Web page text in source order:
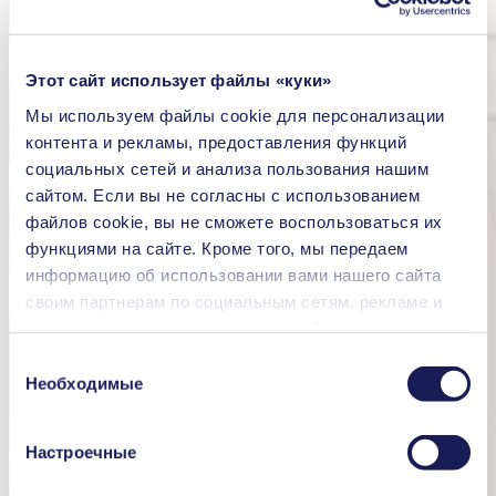
Этот сайт использует файлы «куки»
Мы используем файлы сookie для персонализации
контента и рекламы, предоставления функций
социальных сетей и анализа пользования нашим
сайтом. Если вы не согласны с использованием
файлов cookie, вы не сможете воспользоваться их
функциями на сайте. Кроме того, мы передаем
информацию об использовании вами нашего сайта
своим партнерам по социальным сетям, рекламе и
которая была предоставлена вами или получена в
процессе пользования их услугами. Вы можете в
любой момент аннулировать свое согласие, перейдя
в раздел «Cookies» по ссылке внизу страницы и
согласия
Необходимые
Настроечные